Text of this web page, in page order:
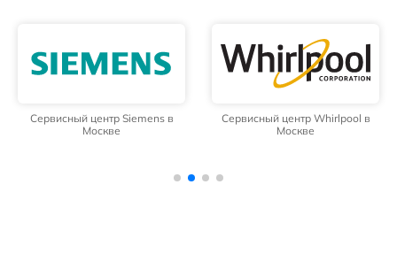
Сервисный центр Siemens в
Москве
Сервисный центр Whirlpool в
Москве